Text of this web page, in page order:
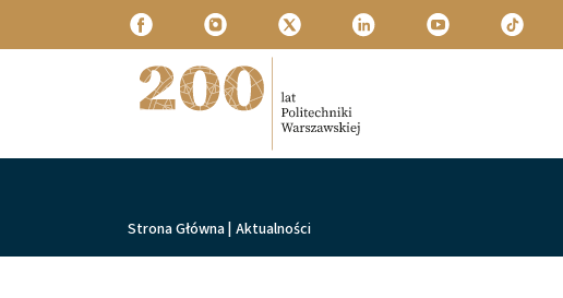
Przejdź do treści
Ścieżka nawigacyjna
Strona Główna Aktualności